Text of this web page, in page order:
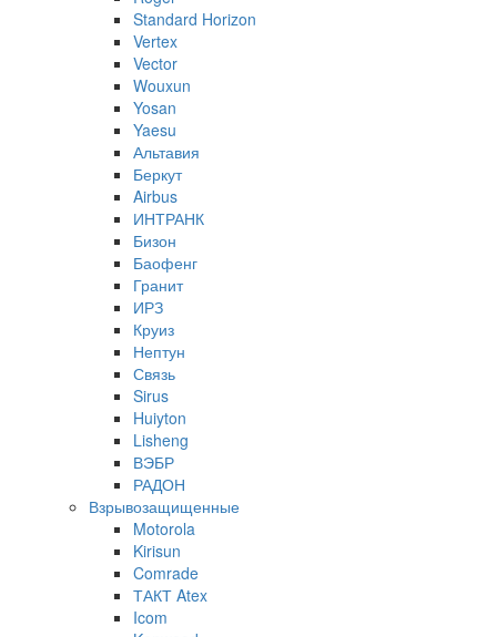
Standard Horizon
Vertex
Vector
Wouxun
Yosan
Yaesu
Альтавия
Беркут
Airbus
ИНТРАНК
Бизон
Баофенг
Гранит
ИРЗ
Круиз
Нептун
Связь
Sirus
Huiyton
Lisheng
ВЭБР
РАДОН
Взрывозащищенные
Motorola
Kirisun
Comrade
ТАКТ Atex
Icom